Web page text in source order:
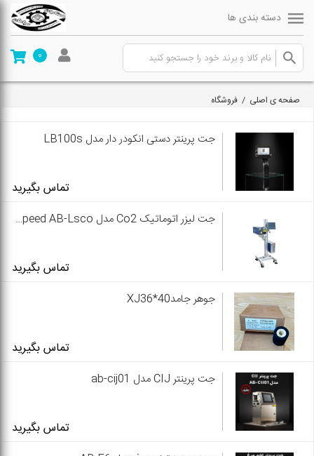
دسته بندی ها
0
صفحه ی اصلی / فروشگاه
جت پرینتر دستی انکودر دار مدل LB100s
تماس بگیرید
جت لیزر اتوماتیک Co2 مدل High Speed AB-Lsco
تماس بگیرید
جوهر جامدXJ36*40
تماس بگیرید
جت پرینتر CIJ مدل ab-cij01
تماس بگیرید